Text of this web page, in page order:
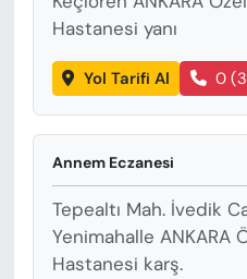
Hastanesi yanı
Yol Tarifi Al 0
Annem Eczanesi
Tepealtı Mah. İvedik
Yenimahalle ANKARA
Hastanesi karş.